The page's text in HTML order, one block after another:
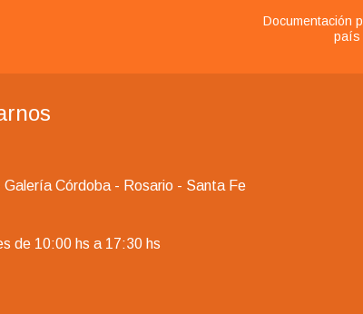
Documentación
país
Córdoba - Rosario - Santa Fe
de 10:00 hs a 17:30 hs